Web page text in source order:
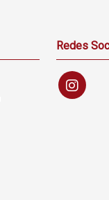
Redes